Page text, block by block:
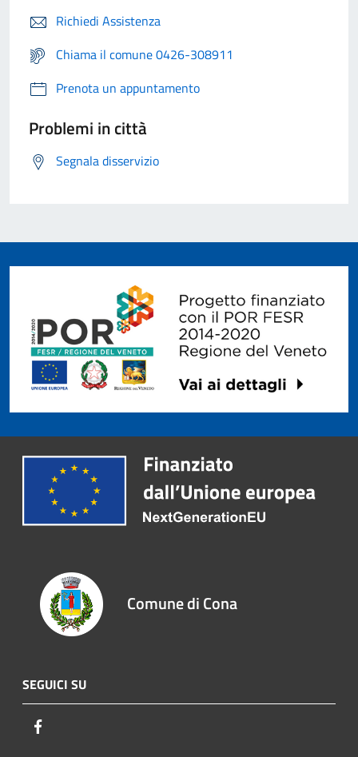
Richiedi Assistenza
Chiama il comune 0426-308911
Prenota un appuntamento
Problemi in città
Segnala disservizio
Comune di Cona
SEGUICI SU